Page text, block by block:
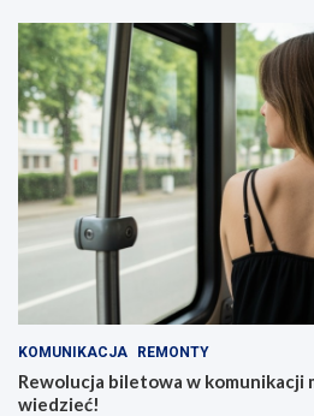
KOMUNIKACJA REMONTY
Rewolucja biletowa w komunikacji
wiedzieć!